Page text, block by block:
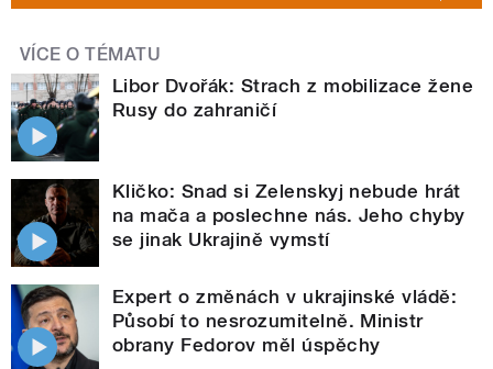
VÍCE O TÉMATU
Libor Dvořák: Strach z mobilizace žene
Rusy do zahraničí
Kličko: Snad si Zelenskyj nebude hrát
na mača a poslechne nás. Jeho chyby
se jinak Ukrajině vymstí
Expert o změnách v ukrajinské vládě:
Působí to nesrozumitelně. Ministr
obrany Fedorov měl úspěchy